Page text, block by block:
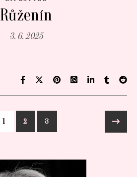
Růženín
3. 6. 2025
1 2 3